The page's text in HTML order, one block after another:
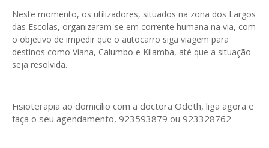
Neste momento, os utilizadores, situados na zona dos Largos
das Escolas, organizaram-se em corrente humana na via, com
o objetivo de impedir que o autocarro siga viagem para
destinos como Viana, Calumbo e Kilamba, até que a situação
seja resolvida.
Fisioterapia ao domicílio com a doctora Odeth, liga agora e
faça o seu agendamento, 923593879 ou 923328762